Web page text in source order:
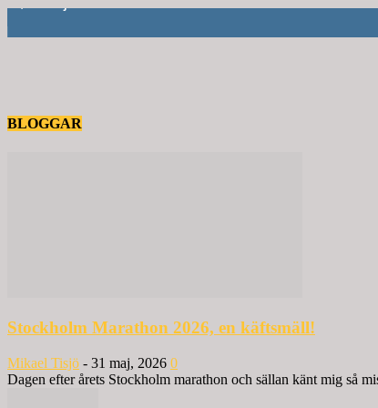
BLOGGAR
Stockholm Marathon 2026, en käftsmäll!
Mikael Tisjö - 31 maj, 2026 0
Dagen efter årets Stockholm marathon och sällan känt mig så